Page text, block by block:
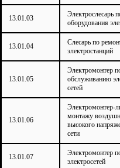
13.01.03
Электрослесарь
оборудования
13.01.04
Слесарь по
электростанций
13.01.05
Электромонтер
обслуживанию
сетей
13.01.06
Электромонтер-
монтажу
высокого
сети
13.01.07
Электромонтер
электросетей